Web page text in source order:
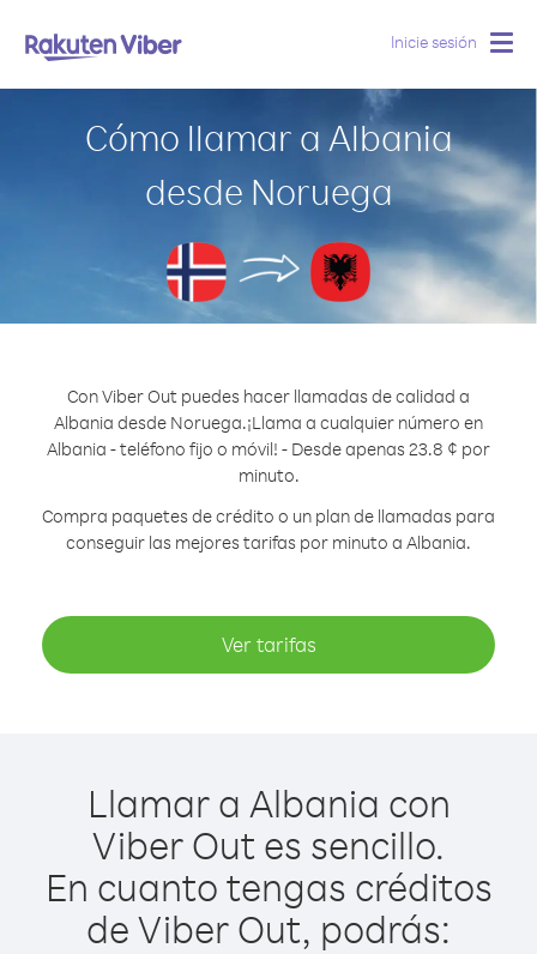
Inicie sesión
Cómo llamar a Albania
desde Noruega
Con Viber Out puedes hacer llamadas de calidad a
Albania desde Noruega.¡Llama a cualquier número en
Albania - teléfono fijo o móvil! - Desde apenas 23.8 ¢ por
minuto.
Compra paquetes de crédito o un plan de llamadas para
conseguir las mejores tarifas por minuto a Albania.
Ver tarifas
Llamar a Albania con
Viber Out es sencillo.
En cuanto tengas créditos
de Viber Out, podrás: